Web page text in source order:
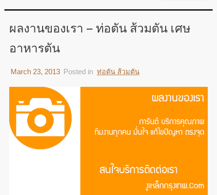
ผลงานของเรา – ท่อตัน ส้วมตัน เศษ
อาหารตัน
March 23, 2013 Posted in ท่อตัน ส้วมตัน